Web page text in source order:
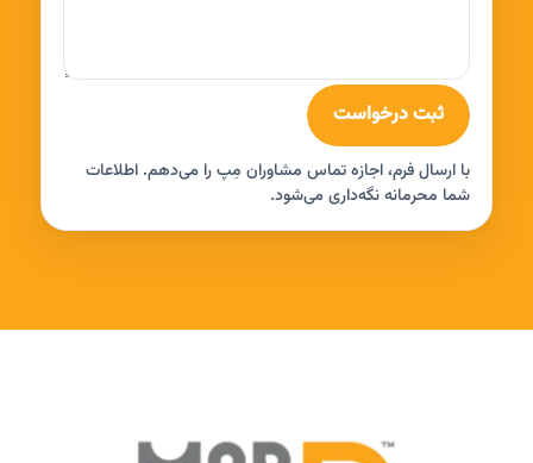
ثبت درخواست
با ارسال فرم، اجازه تماس مشاوران مِپ را می‌دهم. اطلاعات
شما محرمانه نگه‌داری می‌شود.